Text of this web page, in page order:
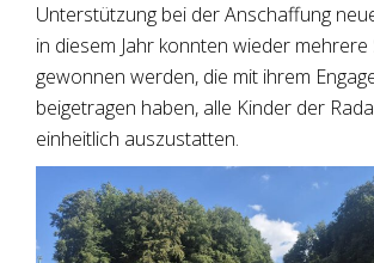
Unterstützung bei der Anschaffung
in diesem Jahr konnten wieder
gewonnen werden, die mit ihrem
beigetragen haben, alle Kinder der
einheitlich auszustatten.